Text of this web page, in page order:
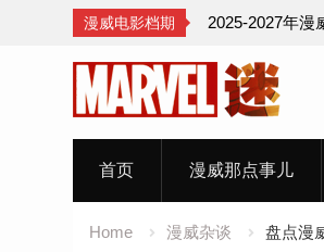
漫威电影档期 2025-2027年漫
首页 漫威那点事儿
Home 漫威杂谈 盘点漫